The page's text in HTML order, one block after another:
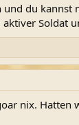
du kannst
Soldat
nix.